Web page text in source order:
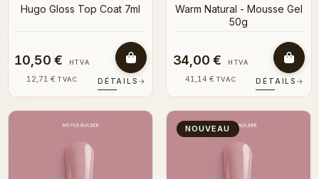
Hugo Gloss Top Coat 7ml
10,50 € HTVA
12,71 € TVAC DÉTAILS →
Warm Natural - Mousse Gel
50g
34,00 € HTVA
41,14 € TVAC DÉTAILS →
NOUVEAU